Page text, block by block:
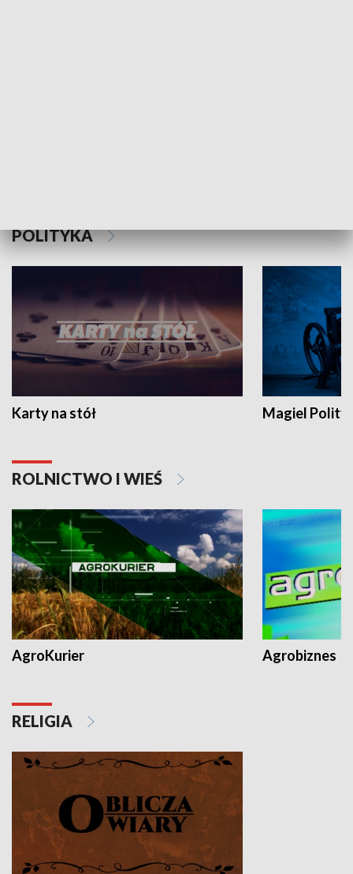
POLITYKA
Karty na stół Magiel
ROLNICTWO I WIEŚ
AgroKurier Agrobiznes
RELIGIA